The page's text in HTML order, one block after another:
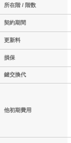
所在階 / 階数
契約期間
更新料
損保
鍵交換代
他初期費用